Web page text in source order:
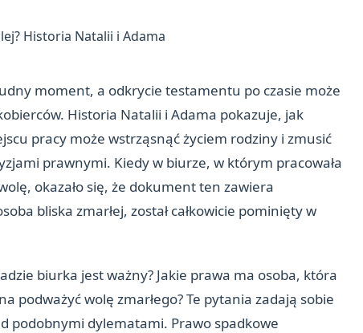
moment, a odkrycie testamentu po czasie może
Historia Natalii i Adama pokazuje, jak
pracy może wstrząsnąć życiem rodziny i zmusić
prawnymi. Kiedy w biurze, w którym pracowała
okazało się, że dokument ten zawiera
bliska zmarłej, został całkowicie pominięty w
biurka jest ważny? Jakie prawa ma osoba, która
podważyć wolę zmarłego? Te pytania zadają sobie
podobnymi dylematami. Prawo spadkowe